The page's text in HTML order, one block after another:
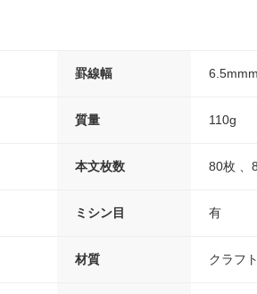
罫線幅
質量 110g
本文枚数 80枚 、
ミシン目 有
材質 クラフ